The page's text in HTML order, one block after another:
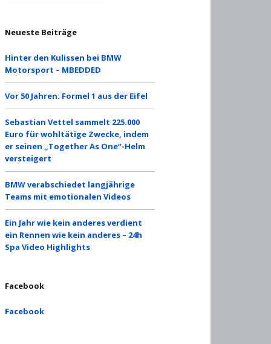
Neueste Beiträge
Hinter den Kulissen bei BMW
Motorsport – MBEDDED
Vor 50 Jahren: Formel 1 aus der Eifel
Sebastian Vettel sammelt 225.000
Euro für wohltätige Zwecke, indem
er seinen „Together As One“-Helm
versteigert
BMW verabschiedet langjährige
Teams mit emotionalen Videos
Ein Jahr wie kein anderes verdient
ein Rennen wie kein anderes – 24h
Spa Video Highlights
Facebook
Facebook